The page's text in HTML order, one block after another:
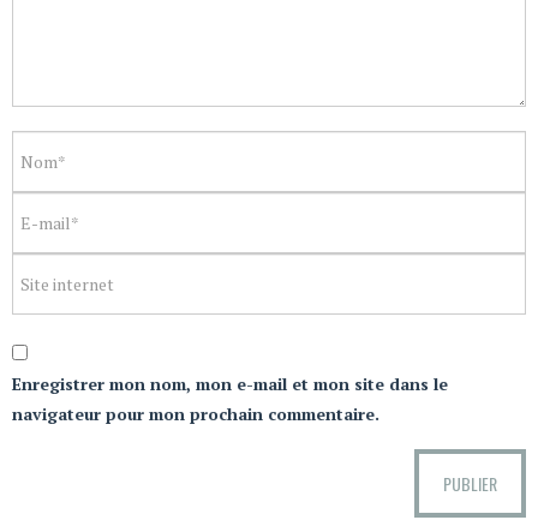
Enregistrer mon nom, mon e-mail et mon site dans le
navigateur pour mon prochain commentaire.